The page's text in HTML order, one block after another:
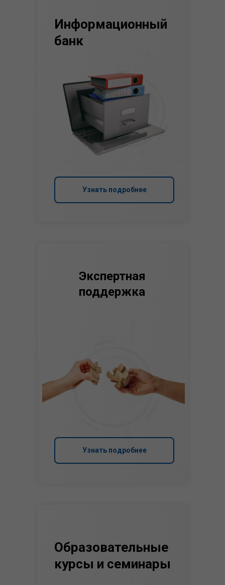
Узнать подробнее
Информационный
банк
Узнать подробнее
Экспертная
поддержка
Образовательные
курсы и семинары